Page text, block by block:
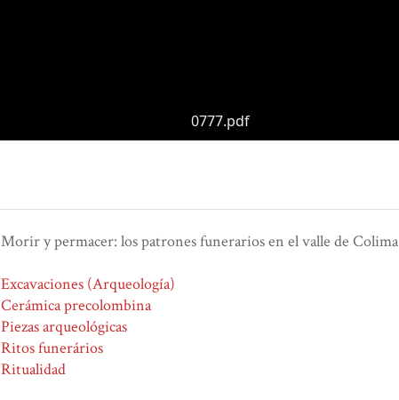
0777.pdf
Morir y permacer: los patrones funerarios en el valle de Colima
Excavaciones (Arqueología)
Cerámica precolombina
Piezas arqueológicas
Ritos funerários
Ritualidad